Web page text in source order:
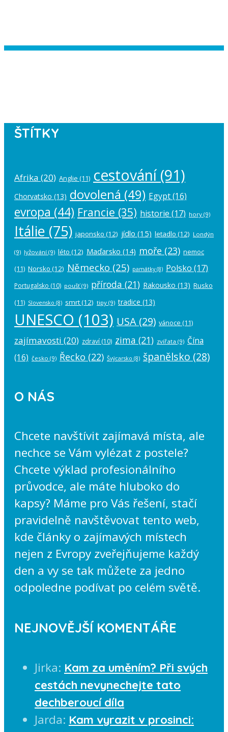
ŠTÍTKY
Afrika (20) Anglie (11) cestování(91)
Chorvatsko (13) dovolená (49) Egypt(16)
evropa (44) Francie (35) historie (17) hory (9)
Itálie (75) japonsko (12) jídlo (15) letadlo (12) Londýn
(9) lyžování (9) léto (12) Maďarsko (14) moře (23) nemoc
(11) Norsko (12) Německo (25) památky(8) Polsko (17)
Portugalsko (10) poušť(9) příroda (21) Rakousko (13) Rusko
(11) Slovensko (8) smrt(12) tipy (9) tradice (13)
UNESCO (103) USA (29) vánoce (11)
zajímavosti (20) zdraví (10) zima (21) zvířata (9) Čína
(16) česko (9) Řecko (22) Švýcarsko (8) španělsko (28)
O NÁS
Chcete navštívit zajímavá místa, ale
nechce se Vám vylézat z postele?
Chcete výklad profesionálního
průvodce, ale máte hluboko do
kapsy? Máme pro Vás řešení, stačí
pravidelně navštěvovat tento web,
kde články o zajímavých místech
nejen z Evropy zveřejňujeme každý
den a vy se tak můžete za jedno
odpoledne podívat po celém světě.
NEJNOVĚJŠÍ KOMENTÁŘE
Jirka: Kam za uměním? Při svých
cestách nevynechejte tato
dechberoucí díla
Jarda: Kam vyrazit v prosinci: